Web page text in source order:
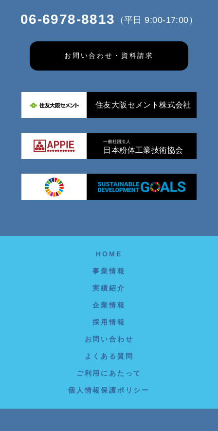
06-6978-8813 （平日 9:00-17:00）
お問い合わせ・資料請求
住友大阪セメント株式会社
一般社団法人
日本粉体工業技術協会
HOME
事業情報
実績紹介
企業情報
採用情報
お問い合わせ
よくある質問
ご利用にあたって
個人情報保護ポリシー